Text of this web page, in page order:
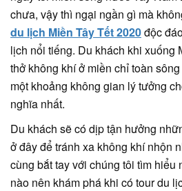
chưa, vậy thì ngại ngần gì mà
du lịch Miền Tây Tết 2020độc
lịch nổi tiếng. Du khách khi xuống
thở không khí ở miền chỉ toàn
một khoảng không gian lý tưởng
nghĩa nhất.
Du khách sẽ có dịp tận hưởng
ở đây để tránh xa không khí nhộn
cùng bắt tay với chúng tôi tìm hiểu
nào nên khám phá khi có tour du